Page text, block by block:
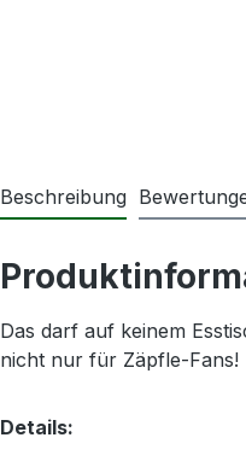
Beschreibung
Das darf auf keinem
nicht nur für Zäpfle-Fans!
Details: